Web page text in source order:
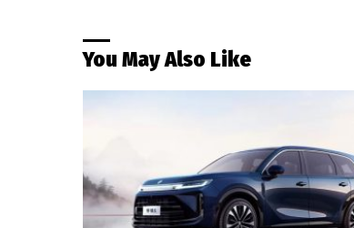
You May Also Like